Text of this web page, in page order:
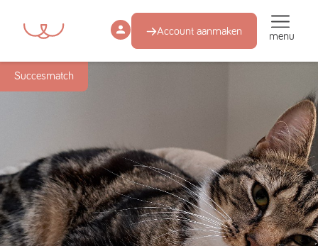
Account aanmaken menu
Succesmatch